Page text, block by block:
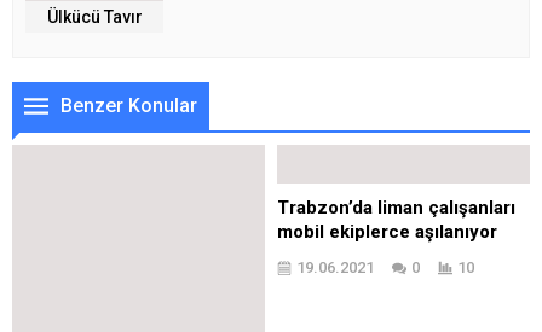
Ülkücü Tavır
Benzer Konular
Trabzon’da liman çalışanları
mobil ekiplerce aşılanıyor
19.06.2021 0 10